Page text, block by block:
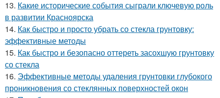
13. Какие исторические события сыграли ключевую роль
в развитии Красноярска
14. Как быстро и просто убрать со стекла грунтовку:
эффективные методы
15. Как быстро и безопасно оттереть засохшую грунтовку
со стекла
16. Эффективные методы удаления грунтовки глубокого
проникновения со стеклянных поверхностей окон